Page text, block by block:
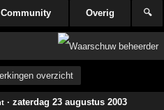
Community Overig 🔍
overzicht
· zaterdag 23 augustus 2003